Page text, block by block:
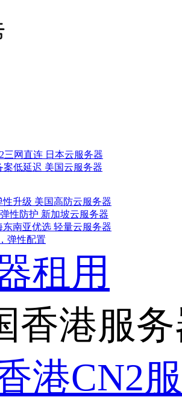
三网直连 日本云服务器
案低延迟 美国云服务器
性升级 美国高防云服务器
性防护 新加坡云服务器
东南亚优选 轻量云服务器
弹性配置
租用
香港服
港CN2